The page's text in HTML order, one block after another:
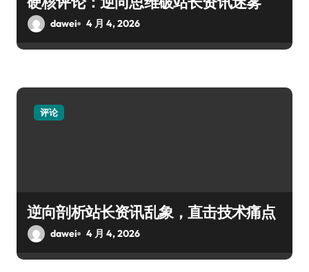
dawei 4 月 4, 2026
评论
逆向剖析站长资讯乱象，直击技术痛点
dawei 4 月 4, 2026